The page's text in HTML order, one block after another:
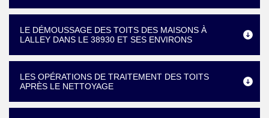
LE DÉMOUSSAGE DES TOITS DES MAISONS À
LALLEY DANS LE 38930 ET SES ENVIRONS
LES OPÉRATIONS DE TRAITEMENT DES TOITS
APRÈS LE NETTOYAGE